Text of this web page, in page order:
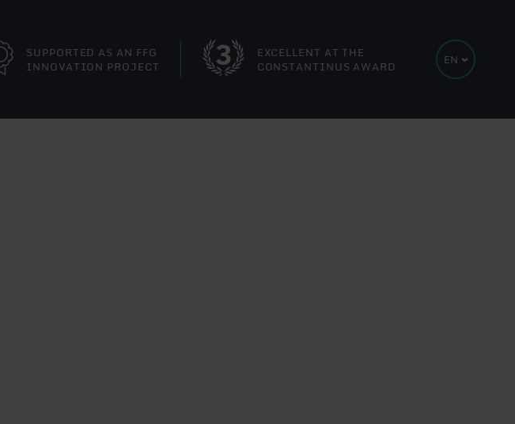
SUPPORTED AS AN FFG
INNOVATION PROJECT
EXCELLENT AT THE
CONSTANTINUS AWARD
EN